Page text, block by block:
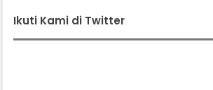
Ikuti Kami di Twitter